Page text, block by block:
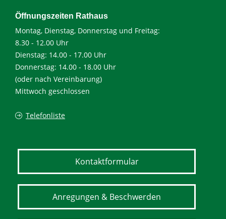
Öffnungszeiten Rathaus
Montag, Dienstag, Donnerstag und Freitag:
8.30 - 12.00 Uhr
Dienstag: 14.00 - 17.00 Uhr
Donnerstag: 14.00 - 18.00 Uhr
(oder nach Vereinbarung)
Mittwoch geschlossen
Telefonliste
Kontaktformular
Anregungen & Beschwerden